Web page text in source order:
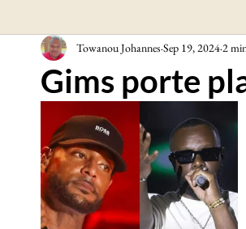
Sciences et technologies Société
Gims porte
Towanou Johannes Sep 19, 2024 2